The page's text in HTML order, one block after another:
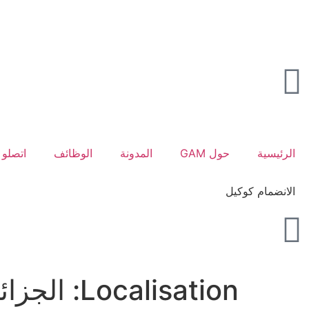
الرئيسية حول GAM المدونة الوظائف اتصلو
الانضمام كوكيل
Localisation: